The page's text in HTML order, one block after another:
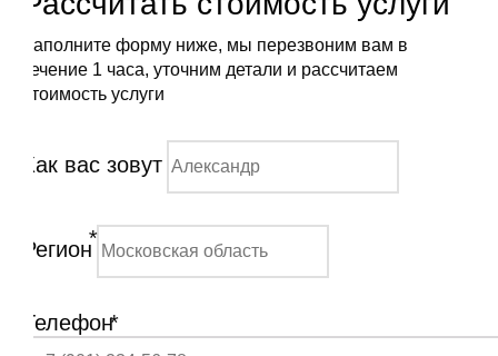
Заполните форму ниже, мы перезвоним вам в
течение 1 часа, уточним детали и рассчитаем
стоимость услуги
Как вас зовут
Регион*
Телефон*